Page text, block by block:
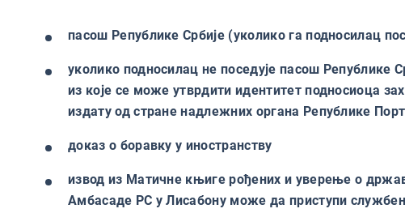
пасош Републике Србије (уколико га подносилац
уколико подносилац не поседује пасош Републике
из које се може утврдити идентитет подносиоца
издату од стране надлежних органа Републике
доказ о боравку у иностранству
извод из Матичне књиге рођених и уверење о
Амбасаде РС у Лисабону може да приступи